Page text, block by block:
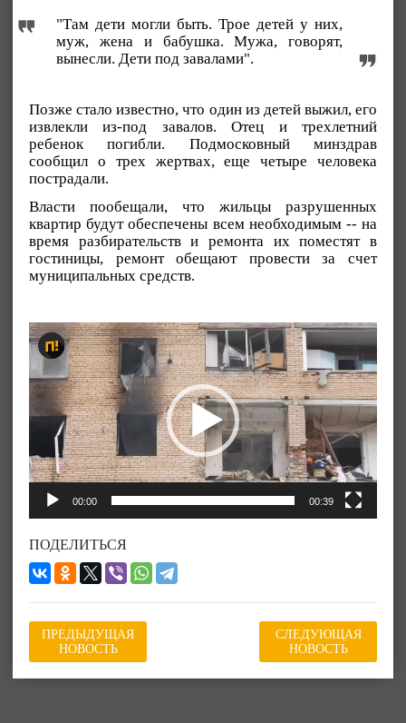
"Там дети могли быть. Трое детей у них,
муж, жена и бабушка. Мужа, говорят,
вынесли. Дети под завалами".
Позже стало известно, что один из детей выжил, его
извлекли из-под завалов. Отец и трехлетний
ребенок погибли. Подмосковный минздрав
сообщил о трех жертвах, еще четыре человека
пострадали.
Власти пообещали, что жильцы разрушенных
квартир будут обеспечены всем необходимым -- на
время разбирательств и ремонта их поместят в
гостиницы, ремонт обещают провести за счет
муниципальных средств.
Видеоплеер
00:00 00:39
ПОДЕЛИТЬСЯ
ПРЕДЫДУЩАЯ
НОВОСТЬ
СЛЕДУЮЩАЯ
НОВОСТЬ